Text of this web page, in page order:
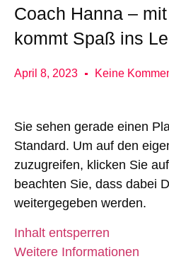
Coach Hanna –
kommt Spaß ins
April 8, 2023 Keine
Sie sehen gerade einen
Standard. Um auf den
zuzugreifen, klicken Sie
beachten Sie, dass dabei
weitergegeben werden.
Inhalt entsperren
Weitere Informationen